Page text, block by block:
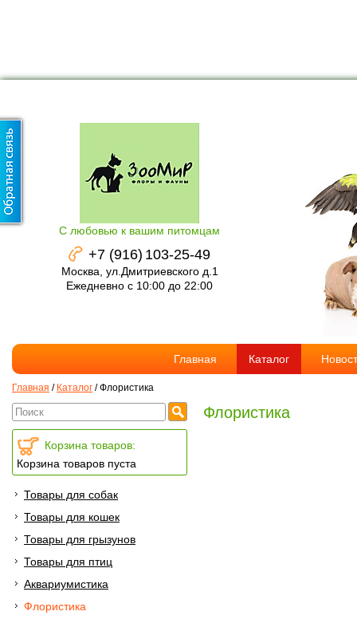
С любовью к вашим питомцам
+7 (916) 103-25-49
Москва, ул.Дмитриевского д.1
Ежедневно с 10:00 до 22:00
Главная Каталог
Главная / Каталог / Флористика
Корзина товаров:
Корзина товаров пуста
Товары для собак
Товары для кошек
Товары для грызунов
Товары для птиц
Аквариумистика
Флористика
Флористика